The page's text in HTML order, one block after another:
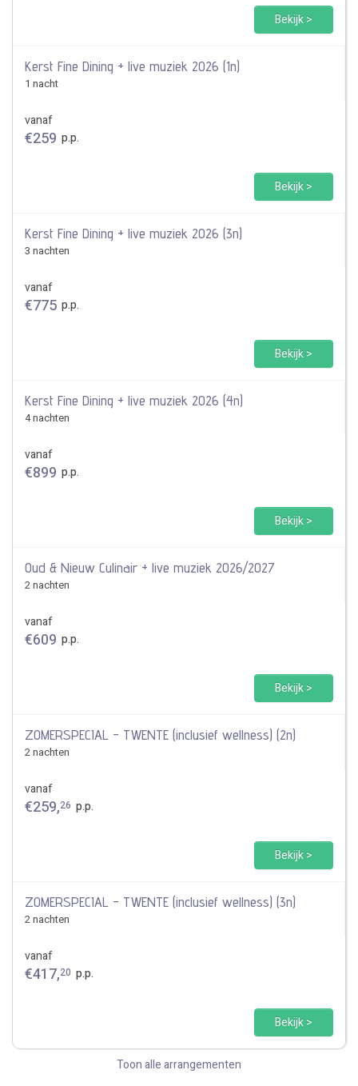
Bekijk >
Kerst Fine Dining + live muziek 2026 (1n)
1 nacht
vanaf
€259 p.p.
Bekijk >
Kerst Fine Dining + live muziek 2026 (3n)
3 nachten
vanaf
€775 p.p.
Bekijk >
Kerst Fine Dining + live muziek 2026 (4n)
4 nachten
vanaf
€899 p.p.
Bekijk >
Oud & Nieuw Culinair + live muziek 2026/2027
2 nachten
vanaf
€609 p.p.
Bekijk >
ZOMERSPECIAL - TWENTE (inclusief wellness) (2n)
2 nachten
vanaf
€259,26 p.p.
Bekijk >
ZOMERSPECIAL - TWENTE (inclusief wellness) (3n)
2 nachten
vanaf
€417,20 p.p.
Bekijk >
Toon alle arrangementen